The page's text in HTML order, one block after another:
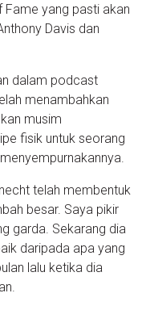
Fame yang pasti akan
Davis dan
dalam podcast
menambahkan
musim
fisik untuk seorang
telah membentuk
besar. Saya pikir
garda. Sekarang dia
daripada apa yang
lalu ketika dia